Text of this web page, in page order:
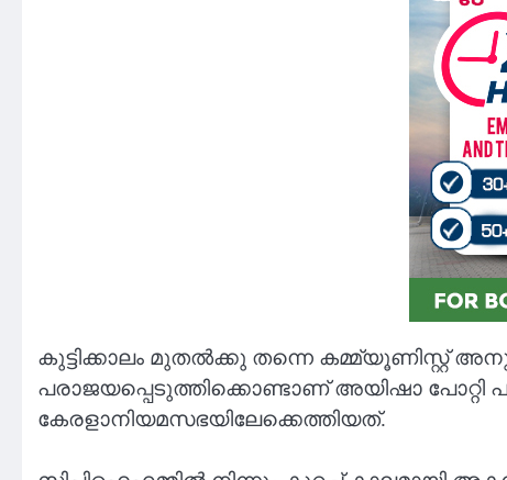
കുട്ടിക്കാലം മുതൽക്കു തന്നെ കമ്മ്യൂണിസ്റ്റ്
പരാജയപ്പെടുത്തിക്കൊണ്ടാണ് അയിഷാ പോറ്റി
കേരളാനിയമസഭയിലേക്കെത്തിയത്.